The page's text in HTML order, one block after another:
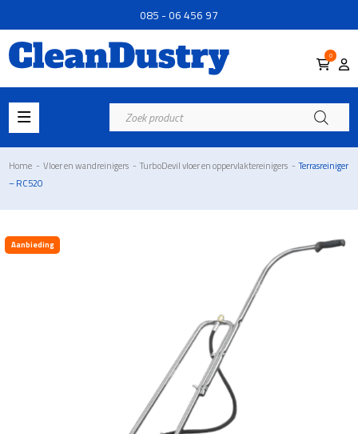
085 - 06 456 97
0
Producten
zoeken
Home - Vloer en wandreinigers - TurboDevil vloer en oppervlaktereinigers - Terrasreiniger
– RC520
Aanbieding